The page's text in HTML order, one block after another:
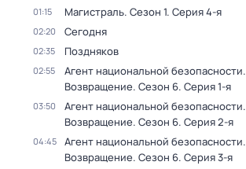
01:15 Магистраль. Сезон 1. Серия 4-я
02:20 Сегодня
02:35 Поздняков
02:55
Агент национальной безопасности.
Возвращение. Сезон 6. Серия 1-я
03:50
Агент национальной безопасности.
Возвращение. Сезон 6. Серия 2-я
04:45
Агент национальной безопасности.
Возвращение. Сезон 6. Серия 3-я